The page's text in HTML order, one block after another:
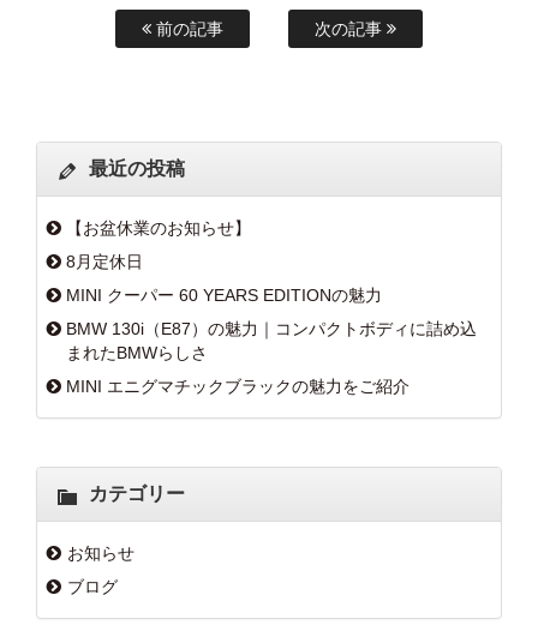
前の記事 次の記事
最近の投稿
【お盆休業のお知らせ】
8月定休日
MINI クーパー 60 YEARS EDITIONの魅力
BMW 130i（E87）の魅力｜コンパクトボディに詰め込
まれたBMWらしさ
MINI エニグマチックブラックの魅力をご紹介
カテゴリー
お知らせ
ブログ